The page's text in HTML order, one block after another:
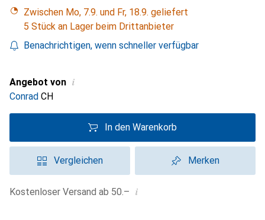
Zwischen Mo, 7.9. und Fr, 18.9. geliefert
5 Stück an Lager beim Drittanbieter
Benachrichtigen, wenn schneller verfügbar
Angebot von i
Conrad CH
In den Warenkorb
Vergleichen Merken
Kostenloser Versand ab 50.– i